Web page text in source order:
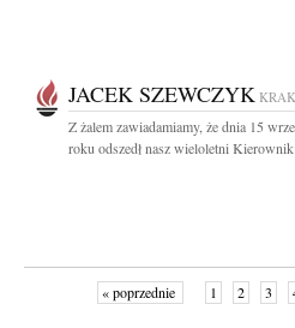
JACEK SZEWCZYK
Z żalem zawiadamiamy, że dnia 15
roku odszedł nasz wieloletni
« poprzednie 1 2 3